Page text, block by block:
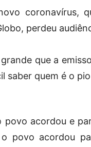
coronavírus,
perdeu
que a
saber quem é o
povo acordou e
o povo acordou